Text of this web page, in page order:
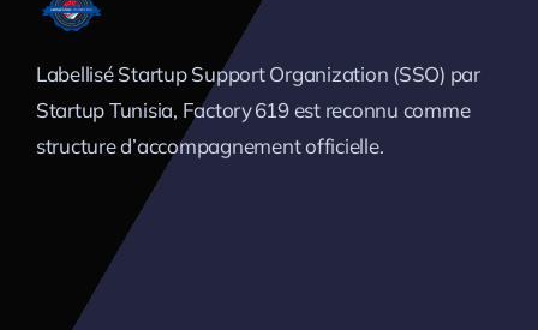
Labellisé Startup Support Organization (SSO) par
Startup Tunisia, Factory 619 est reconnu comme
structure d’accompagnement officielle.